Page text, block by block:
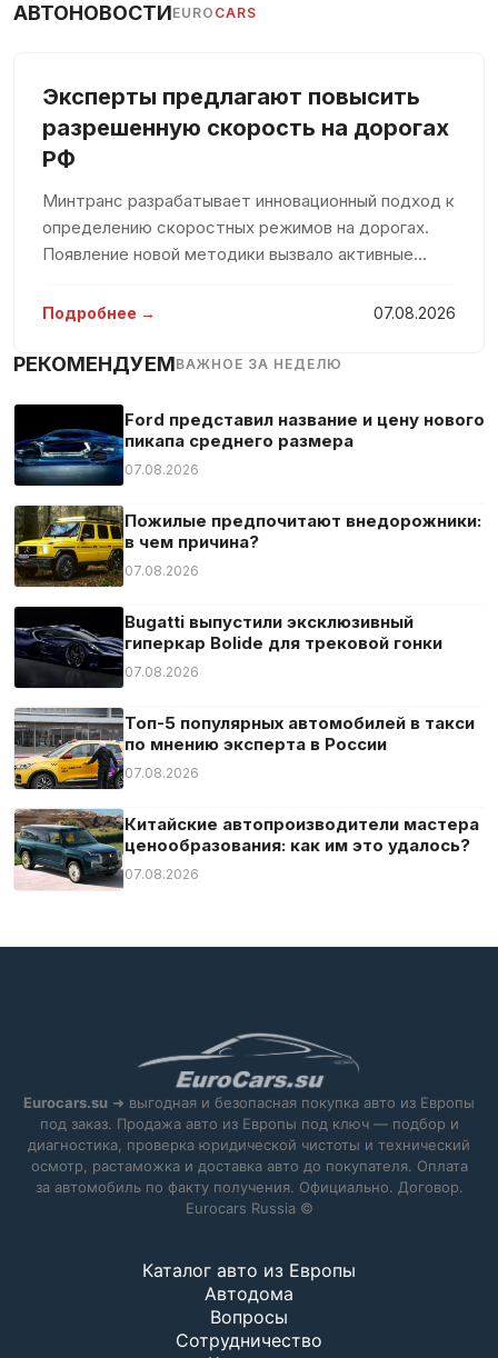
АВТОНОВОСТИEURO CARS
Эксперты предлагают повысить
разрешенную скорость на дорогах
РФ
Минтранс разрабатывает инновационный подход к
определению скоростных режимов на дорогах.
Появление новой методики вызвало активные
возможным снижением разрешенной скорости.
Подробнее → 07.08.2026
РЕКОМЕНДУЕМВАЖНОЕ ЗА НЕДЕЛЮ
Ford представил название и цену нового
пикапа среднего размера
07.08.2026
Пожилые предпочитают внедорожники:
в чем причина?
07.08.2026
Bugatti выпустили эксклюзивный
гиперкар Bolide для трековой гонки
07.08.2026
Топ-5 популярных автомобилей в такси
по мнению эксперта в России
07.08.2026
Китайские автопроизводители мастера
ценообразования: как им это удалось?
07.08.2026
Eurocars.su ➜ выгодная и безопасная покупка авто из Европы
под заказ. Продажа авто из Европы под ключ — подбор и
диагностика, проверка юридической чистоты и технический
осмотр, растаможка и доставка авто до покупателя. Оплата
за автомобиль по факту получения. Официально. Договор.
Eurocars Russia ©
Каталог авто из Европы
Автодома
Вопросы
Сотрудничество